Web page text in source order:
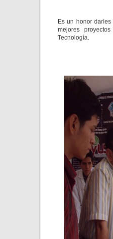
Es un honor
mejores
Tecnología.